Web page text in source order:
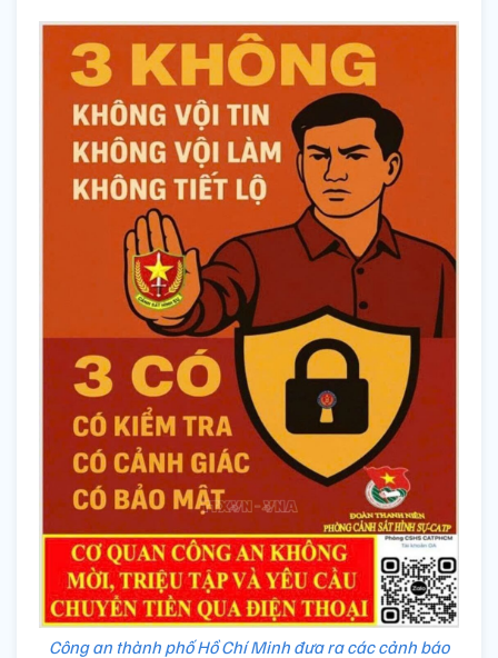
Công an thành phố Hồ Chí Minh đưa ra các cảnh báo